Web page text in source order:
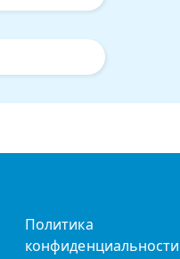
Политика
конфиденциальности